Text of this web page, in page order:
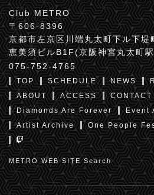
Club METRO
〒606-8396
京都市左京区川端丸太町下ル下堤
恵美須ビルB1F(京阪神宮丸太町
075-752-4765
TOP SCHEDULE NEWS
ABOUT
ACCESS
CONTACT
Diamonds Are Forever
Event
Artist Archive
One People
METRO WEB SITE Search